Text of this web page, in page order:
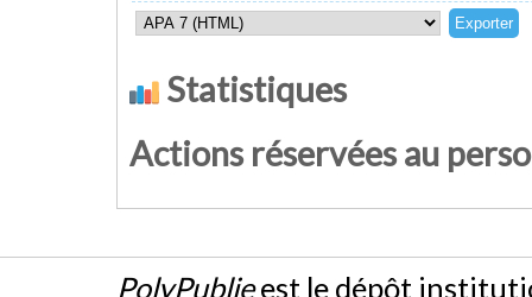
Statistiques
Actions réservées au
PolyPublieest le dépôt